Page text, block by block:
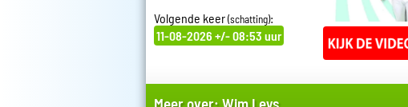
Volgende keer(schatting):
11-08-2026 +/- 08:53 uur